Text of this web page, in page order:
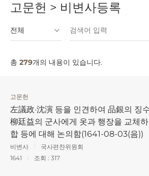
고문헌 > 비변사등록
총 279개의 내용이 있습니다.
고문헌
左議政·沈演 등을 인견하여 品銀의 징
柳廷益의 군사에게 옷과 행장을 교체
합 등에 대해 논의함(1641-08-03(음))
비변사
국사편찬위원회
1641
조회 : 317